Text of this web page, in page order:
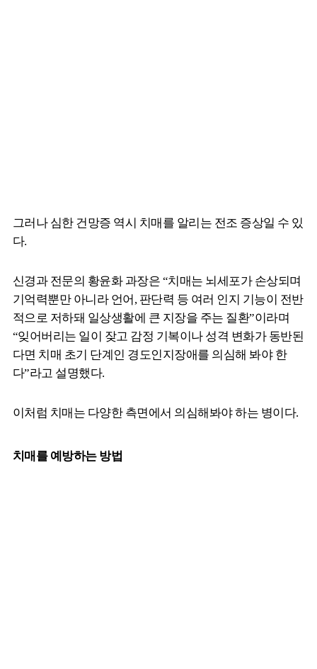
그러나 심한 건망증 역시 치매를 알리는 전조 증상일 수 있
다.
신경과 전문의 황윤화 과장은 “치매는 뇌세포가 손상되며
기억력뿐만 아니라 언어, 판단력 등 여러 인지 기능이 전반
적으로 저하돼 일상생활에 큰 지장을 주는 질환”이라며
“잊어버리는 일이 잦고 감정 기복이나 성격 변화가 동반된
다면 치매 초기 단계인 경도인지장애를 의심해 봐야 한
다”라고 설명했다.
이처럼 치매는 다양한 측면에서 의심해봐야 하는 병이다.
치매를 예방하는 방법